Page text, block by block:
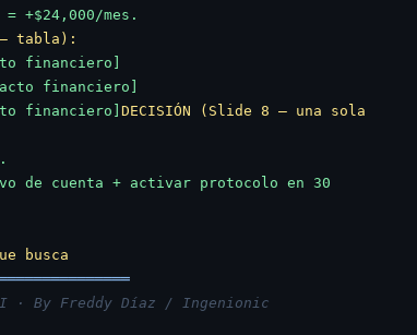
+$24,000/mes.
— tabla):
financiero]
financiero]
financiero] DECISIÓN (Slide 8 — una sola
de cuenta + activar protocolo en 30
busca
· By Freddy Díaz / Ingenionic